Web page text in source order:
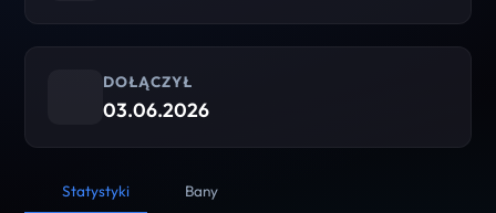
DOŁĄCZYŁ
03.06.2026
Statystyki Bany